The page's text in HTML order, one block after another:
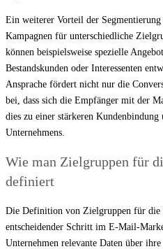
Ein weiterer Vorteil der
Kampagnen für unterschiedliche
können beispielsweise spezielle
Bestandskunden oder Interessenten
Ansprache fördert nicht nur die
bei, dass sich die Empfänger mit der
dies zu einer stärkeren
Unternehmens.
Wie man Zielgruppen für
definiert
Die Definition von Zielgruppen für die
entscheidender Schritt im E-Mail-
Unternehmen relevante Daten über ihre